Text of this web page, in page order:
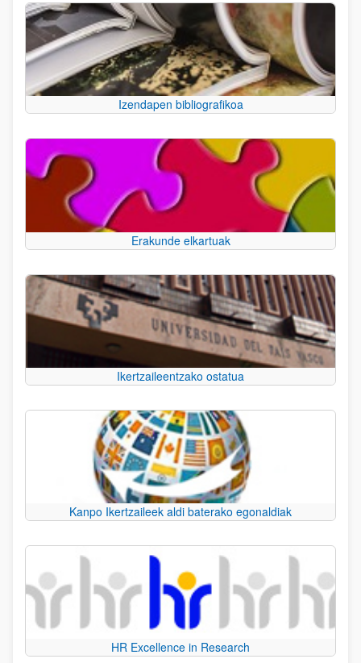
Izendapen bibliografikoa
Erakunde elkartuak
Ikertzaileentzako ostatua
Kanpo Ikertzaileek aldi baterako egonaldiak
HR Excellence in Research